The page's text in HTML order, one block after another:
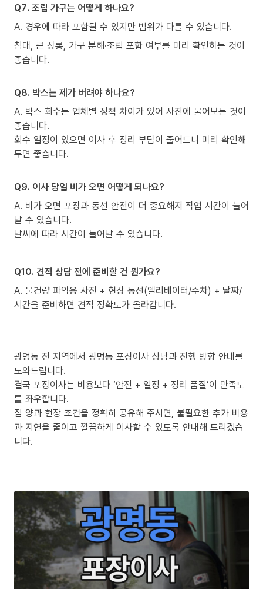
Q7. 조립 가구는 어떻게 하나요?
A. 경우에 따라 포함될 수 있지만 범위가 다를 수 있습니다.
침대, 큰 장롱, 가구 분해·조립 포함 여부를 미리 확인하는 것이
좋습니다.
Q8. 박스는 제가 버려야 하나요?
A. 박스 회수는 업체별 정책 차이가 있어 사전에 물어보는 것이
좋습니다.
회수 일정이 있으면 이사 후 정리 부담이 줄어드니 미리 확인해
두면 좋습니다.
Q9. 이사 당일 비가 오면 어떻게 되나요?
A. 비가 오면 포장과 동선 안전이 더 중요해져 작업 시간이 늘어
날 수 있습니다.
날씨에 따라 시간이 늘어날 수 있습니다.
Q10. 견적 상담 전에 준비할 건 뭔가요?
A. 물건량 파악용 사진 + 현장 동선(엘리베이터/주차) + 날짜/
시간을 준비하면 견적 정확도가 올라갑니다.
광명동 전 지역에서 광명동 포장이사 상담과 진행 방향 안내를
도와드립니다.
결국 포장이사는 비용보다 ‘안전 + 일정 + 정리 품질’이 만족도
를 좌우합니다.
짐 양과 현장 조건을 정확히 공유해 주시면, 불필요한 추가 비용
과 지연을 줄이고 깔끔하게 이사할 수 있도록 안내해 드리겠습
니다.